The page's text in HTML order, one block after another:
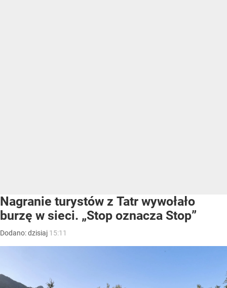
Nagranie turystów z Tatr wywołało
burzę w sieci. „Stop oznacza Stop”
Dodano:dzisiaj 15:11